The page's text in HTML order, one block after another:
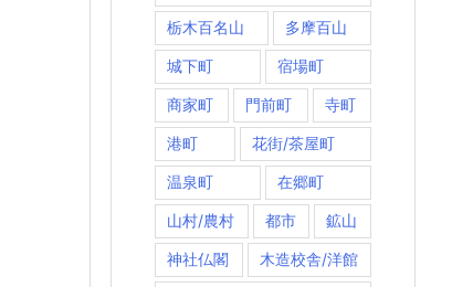
栃木百名山 多摩百山
城下町 宿場町
商家町 門前町 寺町
港町 花街/茶屋町
温泉町 在郷町
山村/農村 都市 鉱山
神社仏閣 木造校舎/洋館